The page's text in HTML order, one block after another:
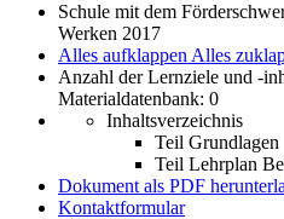
Schule mit dem
Werken 2017
Alles aufklappen Alles
Anzahl der Lernziele und -
Materialdatenbank: 0
Inhaltsverzeichnis
Teil Grundlagen
Teil Lehrplan
Dokument als PDF
Kontaktformular